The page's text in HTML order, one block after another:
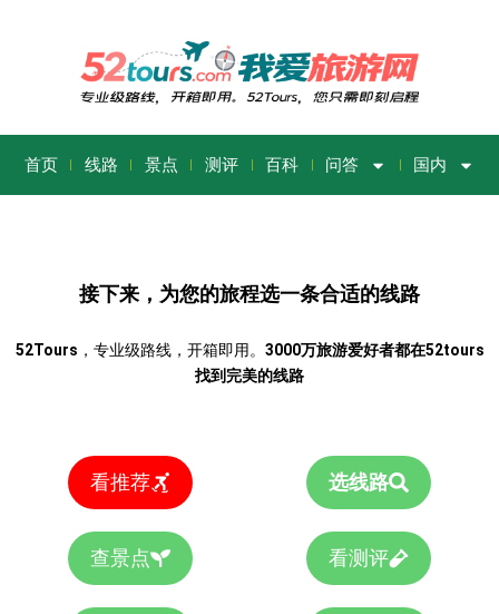
首页 线路 景点 测评 百科 问答 国内
接下来，为您的旅程选一条合适的线路
52Tours ，专业级路线，开箱即用。 3000万旅游爱好者都在52tours
找到完美的线路
看推荐 选线路
查景点 看测评